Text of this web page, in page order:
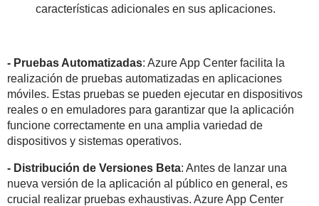
características adicionales en sus aplicaciones.
- Pruebas Automatizadas: Azure App Center facilita la
realización de pruebas automatizadas en aplicaciones
móviles. Estas pruebas se pueden ejecutar en dispositivos
reales o en emuladores para garantizar que la aplicación
funcione correctamente en una amplia variedad de
dispositivos y sistemas operativos.
- Distribución de Versiones Beta: Antes de lanzar una
nueva versión de la aplicación al público en general, es
crucial realizar pruebas exhaustivas. Azure App Center